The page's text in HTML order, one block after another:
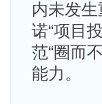
内未发
诺“项目
范“圈而
能力。